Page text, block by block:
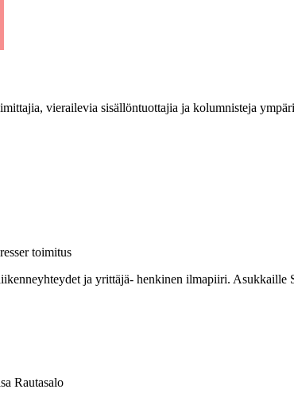
vierailevia sisällöntuottajia ja kolumnisteja
toimitus
ja yrittäjä- henkinen ilmapiiri. Asukkaille
Rautasalo